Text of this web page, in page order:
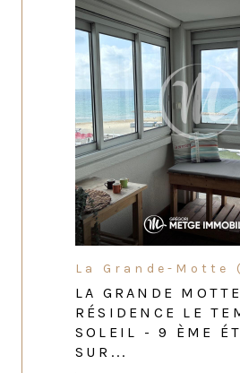
La Grande-Motte
LA GRANDE
RÉSIDENCE LE
SOLEIL - 9 ÈME
SUR...